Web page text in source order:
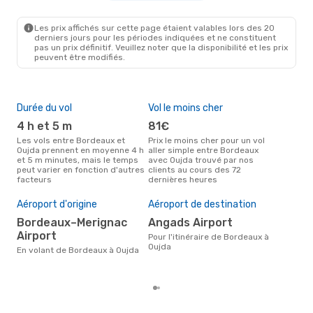
Les prix affichés sur cette page étaient valables lors des 20
derniers jours pour les périodes indiquées et ne constituent
pas un prix définitif. Veuillez noter que la disponibilité et les prix
peuvent être modifiés.
Durée du vol
4 h et 5 m
Les vols entre Bordeaux et
Oujda prennent en moyenne 4 h
et 5 m minutes, mais le temps
peut varier en fonction d'autres
facteurs
Vol le moins cher
81€
Prix le moins cher pour un vol
aller simple entre Bordeaux
avec Oujda trouvé par nos
clients au cours des 72
dernières heures
Aéroport d'origine
Bordeaux–Merignac
Airport
En volant de Bordeaux à Oujda
Aéroport de destination
Angads Airport
Pour l'itinéraire de Bordeaux à
Oujda